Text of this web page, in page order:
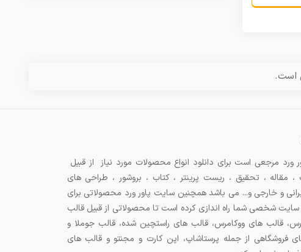
است.
ورد مرجعی است برای دانلود انواع محصولات مورد نیاز از قبیل
، مقاله ، تحقیق ، ریست پرینتر ، کتاب ، بروشور ، طراحی های
و خارجی و... می باشد همچنین سایت پاور ورد محصولاتی برای
سایت شخصی شما راه اندازی کرده است تا محصولاتی از قبیل قالب
قالب های ووکامرس، قالب های راستچین شده، قالب جوملا و
فروشگاهی از جمله پرستاشاپ، اپن کارت و مجنتو و قالب های